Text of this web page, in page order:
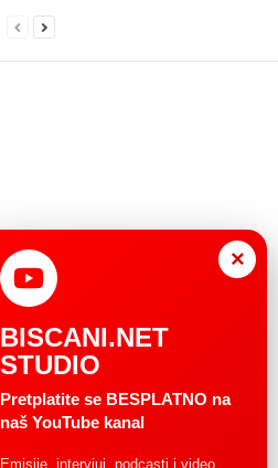
×
BISCANI.NET
STUDIO
Pretplatite se BESPLATNO na
naš YouTube kanal
Emisije, intervjui, podcasti i video